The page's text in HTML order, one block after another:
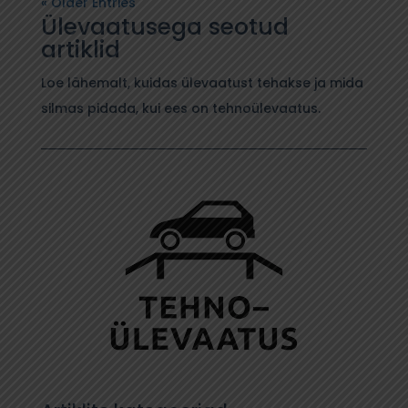
Ülevaatusega seotud
artiklid
Loe lähemalt, kuidas ülevaatust tehakse ja mida
silmas pidada, kui ees on tehnoülevaatus.